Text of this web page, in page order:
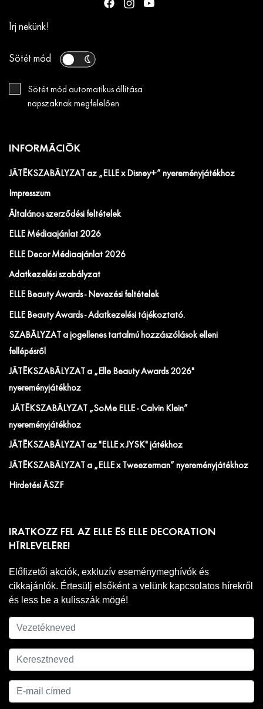
Írj nekünk!
Sötét mód
Sötét mód automatikus állítása
napszaknak megfelelően
INFORMÁCIÓK
JÁTÉKSZABÁLYZAT az „ELLE x Disney+” nyereményjátékhoz
Impresszum
Általános szerződési feltételek
ELLE Médiaajánlat 2026
ELLE Decor Médiaajánlat 2026
Adatkezelési szabályzat
ELLE Beauty Awards - Nevezési feltételek
ELLE Beauty Awards - Adatkezelési tájékoztató.
SZABÁLYZAT a jogellenes tartalmú hozzászólások elleni
fellépésről
JÁTÉKSZABÁLYZAT a „Elle Beauty Awards 2026"
nyereményjátékhoz
JÁTÉKSZABÁLYZAT „SoMe ELLE - Calvin Klein”
nyereményjátékhoz
JÁTÉKSZABÁLYZAT az "ELLE x JYSK" játékhoz
JÁTÉKSZABÁLYZAT a „ELLE x Tweezerman” nyereményjátékhoz
Hirdetési ÁSZF
IRATKOZZ FEL AZ ELLE ÉS ELLE DECORATION
HÍRLEVELÉRE!
Előfizetői akciók, exkluzív eseménymeghívók és
cikkajánlók. Értesülj elsőként a velünk kapcsolatos hírekről
és less be a kulisszák mögé!